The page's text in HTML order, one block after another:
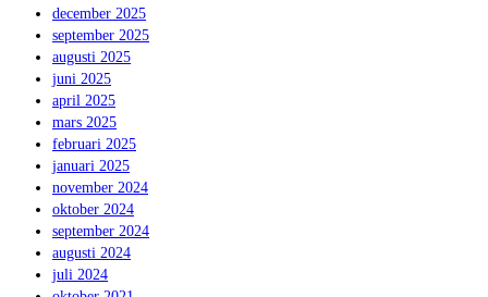
december 2025
september 2025
augusti 2025
juni 2025
april 2025
mars 2025
februari 2025
januari 2025
november 2024
oktober 2024
september 2024
augusti 2024
juli 2024